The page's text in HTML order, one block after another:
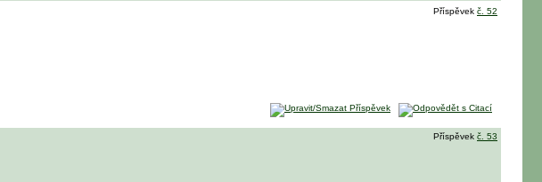
Příspěvek č. 52
Příspěvek č. 53